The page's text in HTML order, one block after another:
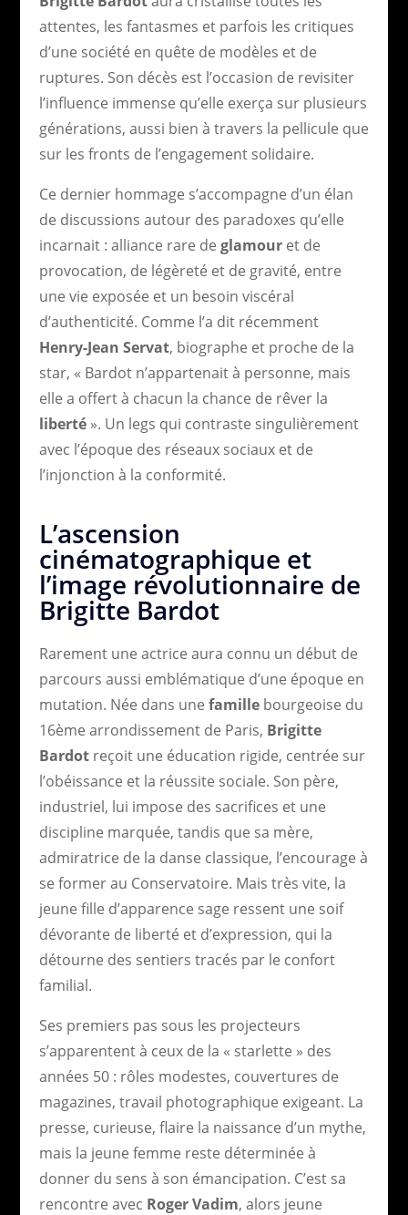
attentes, les fantasmes et parfois les critiques
d’une société en quête de modèles et de
ruptures. Son décès est l’occasion de revisiter
l’influence immense qu’elle exerça sur plusieurs
générations, aussi bien à travers la pellicule que
sur les fronts de l’engagement solidaire.
Ce dernier hommage s’accompagne d’un élan
de discussions autour des paradoxes qu’elle
incarnait : alliance rare de glamouret de
provocation, de légèreté et de gravité, entre
une vie exposée et un besoin viscéral
d’authenticité. Comme l’a dit récemment
Henry-Jean Servat, biographe et proche de la
star, « Bardot n’appartenait à personne, mais
elle a offert à chacun la chance de rêver la
liberté». Un legs qui contraste singulièrement
avec l’époque des réseaux sociaux et de
l’injonction à la conformité.
L’ascension
cinématographique et
l’image révolutionnaire de
Brigitte Bardot
Rarement une actrice aura connu un début de
parcours aussi emblématique d’une époque en
mutation. Née dans une famillebourgeoise du
16ème arrondissement de Paris, Brigitte
Bardotreçoit une éducation rigide, centrée sur
l’obéissance et la réussite sociale. Son père,
industriel, lui impose des sacrifices et une
discipline marquée, tandis que sa mère,
admiratrice de la danse classique, l’encourage à
se former au Conservatoire. Mais très vite, la
jeune fille d’apparence sage ressent une soif
dévorante de liberté et d’expression, qui la
détourne des sentiers tracés par le confort
familial.
Ses premiers pas sous les projecteurs
s’apparentent à ceux de la « starlette » des
années 50 : rôles modestes, couvertures de
magazines, travail photographique exigeant. La
presse, curieuse, flaire la naissance d’un mythe,
mais la jeune femme reste déterminée à
donner du sens à son émancipation. C’est sa
rencontre avec Roger Vadim, alors jeune